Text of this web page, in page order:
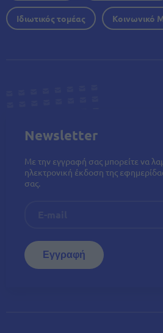
Ιδιωτικός τομέας Κοινωνικό
Newsletter
Με την εγγραφή σας μπορείτε να
ηλεκτρονική έκδοση της
σας.